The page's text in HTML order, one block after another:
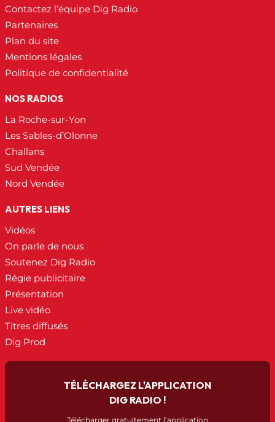
Contactez l’équipe Dig Radio
Partenaires
Plan du site
Mentions légales
Politique de confidentialité
NOS RADIOS
La Roche-sur-Yon
Les Sables-d’Olonne
Challans
Sud Vendée
Nord Vendée
AUTRES LIENS
Vidéos
On parle de nous
Soutenez Dig Radio
Régie publicitaire
Présentation
Live vidéo
Titres diffusés
Dig Prod
TÉLÉCHARGEZ L'APPLICATION
DIG RADIO !
Télécharger gratuitement l’application